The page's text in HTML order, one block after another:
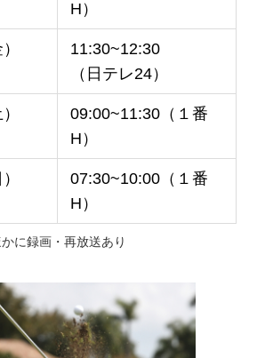
H）
11:30~12:30
（日テレ24）
09:00~11:30（１番
H）
07:30~10:00（１番
H）
に録画・再放送あり